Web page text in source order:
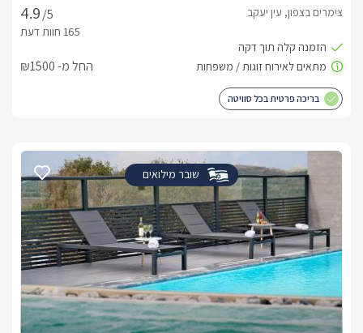
/5
צימרים בצפון, עין יעקב
החל מ- ₪1500
בריכה פרטית בכל סוויטה
שובר מילואים